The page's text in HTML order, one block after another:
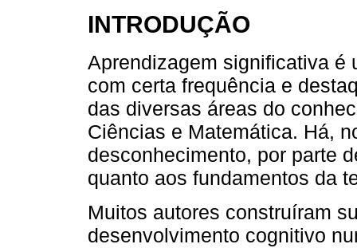
INTRODUÇÃO
Aprendizagem significativa é
com certa frequência e
das diversas áreas do
Ciências e Matemática. Há,
desconhecimento, por parte
quanto aos fundamentos da
Muitos autores construíram
desenvolvimento cognitivo